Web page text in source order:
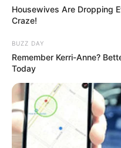
Housewives Are Dropping
Craze!
BUZZ DAY
Remember Kerri-Anne?
Today